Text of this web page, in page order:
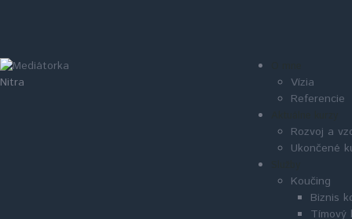
Nitra
Vízia
Referencie
Rozvoj a
Ukončené
Koučing
Biznis
Tímový